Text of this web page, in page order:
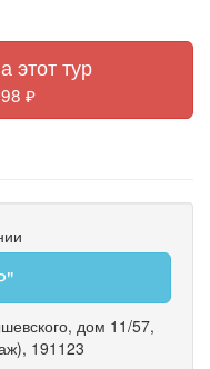
этот тур
₽
, дом 11/57,
, 191123